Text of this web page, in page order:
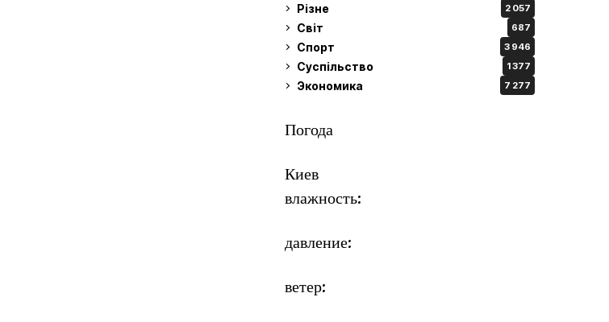
Різне 2 057
Світ 687
Спорт 3 946
Суспільство 1 377
Экономика 7 277
Погода
Киев
влажность:
давление:
ветер: